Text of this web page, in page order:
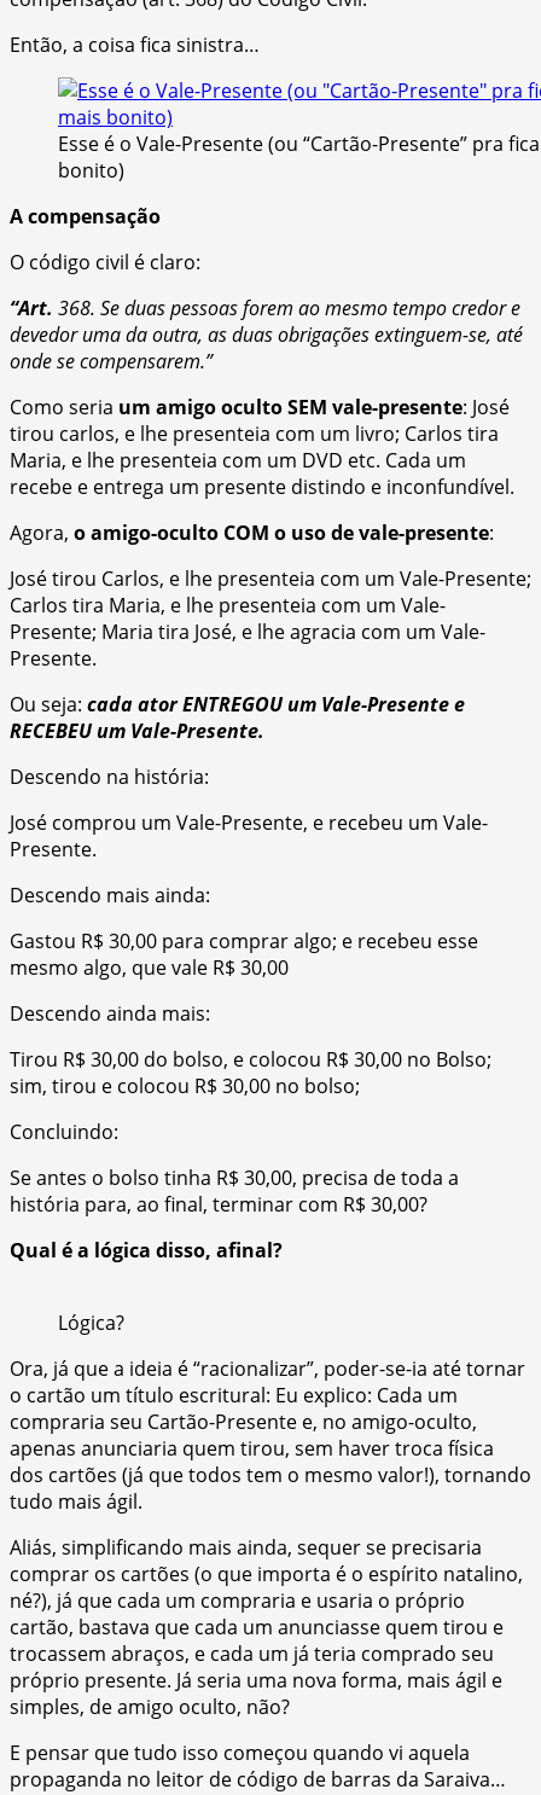
Então, a coisa fica sinistra…
Esse é o Vale-Presente (ou “Cartão-Presente” pra
bonito)
A compensação
O código civil é claro:
“Art. 368. Se duas pessoas forem ao mesmo tempo credor e
devedor uma da outra, as duas obrigações extinguem-se, até
onde se compensarem.”
Como seria um amigo oculto SEM vale-presente: José
tirou carlos, e lhe presenteia com um livro; Carlos tira
Maria, e lhe presenteia com um DVD etc. Cada um
recebe e entrega um presente distindo e inconfundível.
Agora, o amigo-oculto COM o uso de vale-presente:
José tirou Carlos, e lhe presenteia com um Vale-Presente;
Carlos tira Maria, e lhe presenteia com um Vale-
Presente; Maria tira José, e lhe agracia com um Vale-
Presente.
Ou seja: cada ator ENTREGOU um Vale-Presente e
RECEBEU um Vale-Presente.
Descendo na história:
José comprou um Vale-Presente, e recebeu um Vale-
Presente.
Descendo mais ainda:
Gastou R$ 30,00 para comprar algo; e recebeu esse
mesmo algo, que vale R$ 30,00
Descendo ainda mais:
Tirou R$ 30,00 do bolso, e colocou R$ 30,00 no Bolso;
sim, tirou e colocou R$ 30,00 no bolso;
Concluindo:
Se antes o bolso tinha R$ 30,00, precisa de toda a
história para, ao final, terminar com R$ 30,00?
Qual é a lógica disso, afinal?
Lógica?
Ora, já que a ideia é “racionalizar”, poder-se-ia até tornar
o cartão um título escritural: Eu explico: Cada um
compraria seu Cartão-Presente e, no amigo-oculto,
apenas anunciaria quem tirou, sem haver troca física
dos cartões (já que todos tem o mesmo valor!), tornando
tudo mais ágil.
Aliás, simplificando mais ainda, sequer se precisaria
comprar os cartões (o que importa é o espírito natalino,
né?), já que cada um compraria e usaria o próprio
cartão, bastava que cada um anunciasse quem tirou e
trocassem abraços, e cada um já teria comprado seu
próprio presente. Já seria uma nova forma, mais ágil e
simples, de amigo oculto, não?
E pensar que tudo isso começou quando vi aquela
propaganda no leitor de código de barras da Saraiva…